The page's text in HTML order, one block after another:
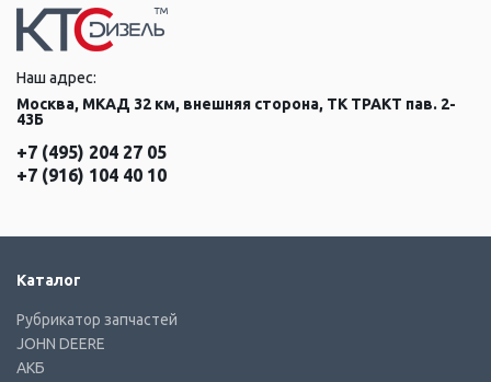
Наш адрес:
Москва, МКАД 32 км, внешняя сторона, ТК ТРАКТ пав. 2-
43Б
+7 (495) 204 27 05
+7 (916) 104 40 10
Каталог
Рубрикатор запчастей
JOHN DEERE
АКБ